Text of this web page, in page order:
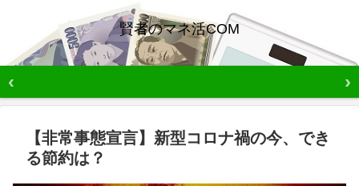
賢者のマネ活COM
【非常事態宣言】新型コロナ禍の今、でき
る節約は？